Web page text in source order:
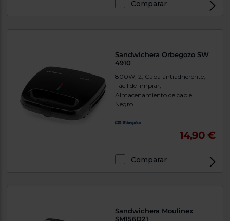
Comparar
Sandwichera Orbegozo SW
4910
800W, 2, Capa antiadherente,
Fácil de limpiar,
Almacenamiento de cable,
Negro
14,90 €
Comparar
Sandwichera Moulinex
SM156D21